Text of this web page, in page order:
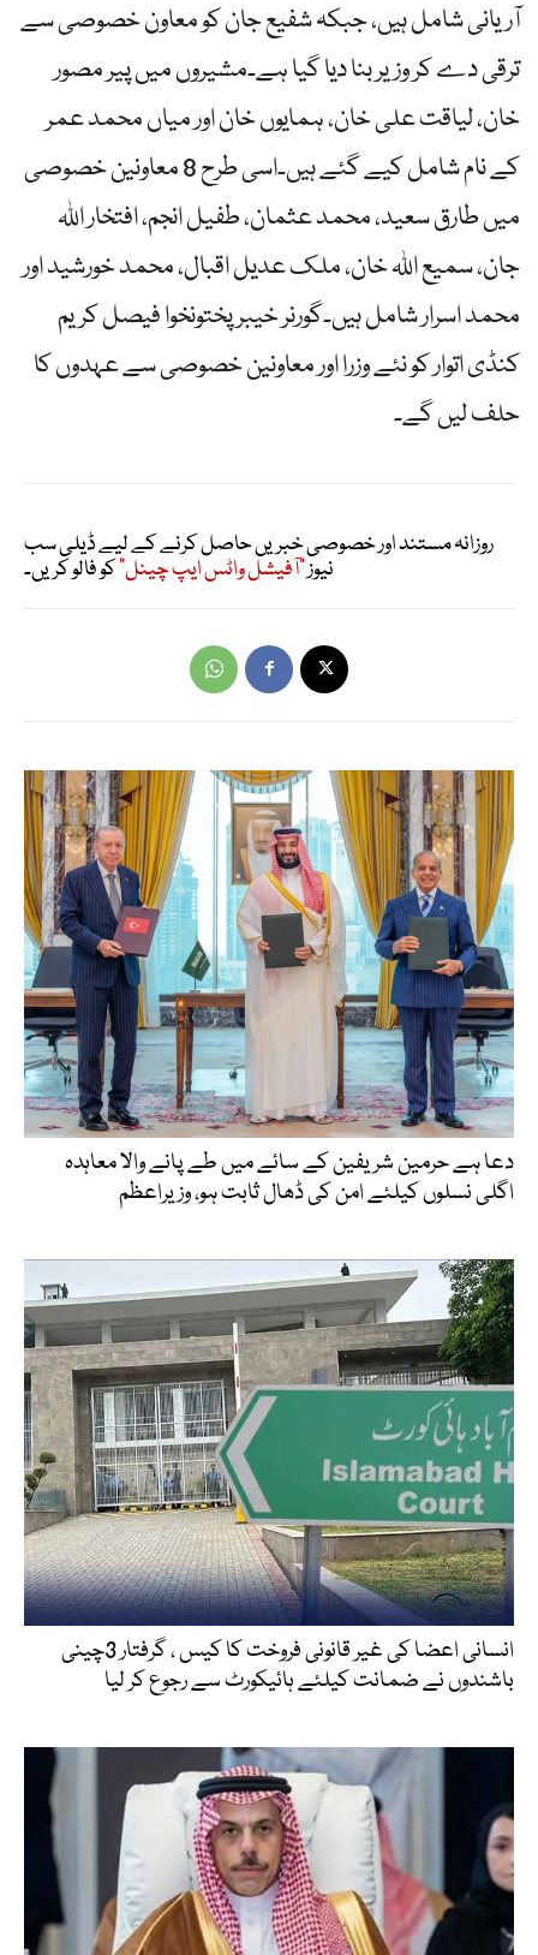
آریانی شامل ہیں، جبکہ شفیع جان کو معاون خصوصی سے
ترقی دے کر وزیر بنا دیا گیا ہے۔مشیروں میں پیر مصور
خان، لیاقت علی خان، ہمایوں خان اور میاں محمد عمر
کے نام شامل کیے گئے ہیں۔اسی طرح 8 معاونین خصوصی
میں طارق سعید، محمد عثمان، طفیل انجم، افتخار اللہ
جان، سمیع اللہ خان، ملک عدیل اقبال، محمد خورشید اور
محمد اسرار شامل ہیں۔گورنر خیبرپختونخوا فیصل کریم
کنڈی اتوار کو نئے وزرا اور معاونین خصوصی سے عہدوں کا
حلف لیں گے۔
روزانہ مستند اور خصوصی خبریں حاصل کرنے کے لیے ڈیلی سب
نیوز"آفیشل واٹس ایپ چینل"کو فالو کریں۔
دعا ہے حرمین شریفین کے سائے میں طے پانے والا معاہدہ
اگلی نسلوں کیلئے امن کی ڈھال ثابت ہو، وزیراعظم
انسانی اعضا کی غیر قانونی فروخت کا کیس ، گرفتار 3چینی
باشندوں نے ضمانت کیلئے ہائیکورٹ سے رجوع کر لیا